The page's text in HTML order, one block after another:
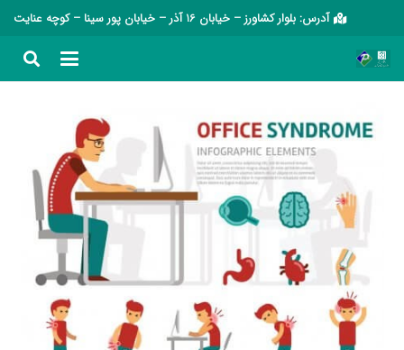
آدرس: بلوار کشاورز – خیابان 16 آذر – خیابان پور سینا – کوچه عنایت